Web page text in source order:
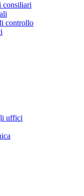
consiliari
controllo
uffici